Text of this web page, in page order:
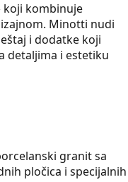
koji kombinuje
Minotti nudi
i dodatke koji
detaljima i estetiku
granit sa
pločica i specijalnih